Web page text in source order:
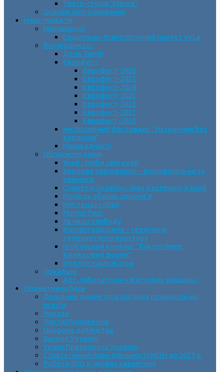
Театр-студія “Маска”
Основи програмування
Наші проєкти
Міжнародні
Соціально-психологічний проєкт VeLa
Всеукраїнські
День Землі
Єврофест
Єврофест-2026
Єврофест-2025
Єврофест-2024
Єврофест-2023
Єврофест-2022
Єврофест-2021
Єврофест-2020
Інклюзивний фестиваль “Натхнення без
кордонів”
Марш єдності
Обласного рівня
Знай і люби свій край
Здорове харчування – відповідальність
кожного
Славетні Українці. Іван Карпенко-Карий
Молодь обирає здоров’я
Мистецькі обрії
Humor Fest
За нашу свободу
Кіровоградщина – територія
толерантного простору
ІII обласний конкурс “Буктрейлер.
Книжковий форум”
Інтелектуальні ігри
Локальні
Арт-лабораторія «Життєвих завдань»
Нормативна база
Довідник директора закладу позашкільної
освіти
Накази
Листи/Положення
Охорона дитинства
Закони України
Укази Президента України
Стратегічний план діяльності МОН до 2027 р.
Робота ЗПО в умовах карантину